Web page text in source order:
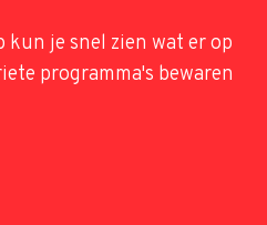
kun je snel zien wat er op
programma's bewaren